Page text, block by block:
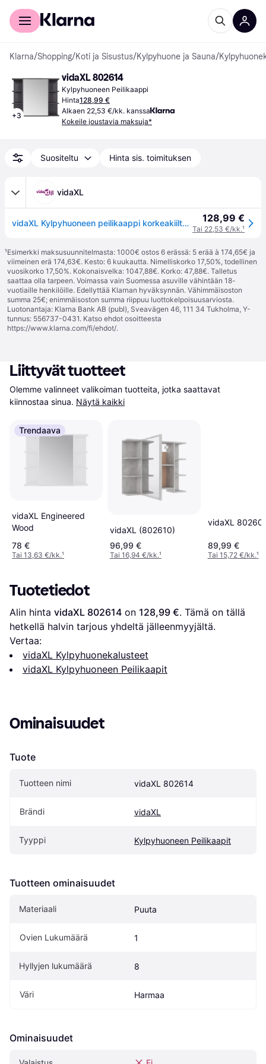
Kuluttajille
Klarna/Shopping/Koti ja Sisustus/Kylpyhuone ja Sauna/
+3
vidaXL 802614
Kylpyhuoneen Peilikaappi
Hinta128,99 €
Alkaen 22,53 €/kk. kanssa
Kokeile joustavia maksuja*
Suositeltu Hinta sis. toimituksen
vidaXL
vidaXL Kylpyhuoneen peilikaappi korkeakiilto harmaa 80x20,5x64 cm 128,99 €
Tai 22,53 €/kk.¹
¹Esimerkki maksusuunnitelmasta: 1000€ ostos 6 erässä: 5 erää à 174,65€ ja
viimeinen erä 174,63€. Kesto: 6 kuukautta. Nimelliskorko 17,50%, todellinen
vuosikorko 17,50%. Kokonaisvelka: 1047,88€. Korko: 47,88€. Talletus
saattaa olla tarpeen. Voimassa vain Suomessa asuville vähintään 18-
vuotiaille henkilöille. Edellyttää Klarnan hyväksynnän. Vähimmäisoston
summa 25€; enimmäisoston summa riippuu luottokelpoisuusarviosta.
Luotonantaja: Klarna Bank AB (publ), Sveavägen 46, 111 34 Tukholma, Y-
tunnus: 556737-0431. Katso ehdot osoitteesta
https://www.klarna.com/fi/ehdot/.
Liittyvät tuotteet
Olemme valinneet valikoiman tuotteita, jotka saattavat
kiinnostaa sinua. Näytä kaikki
Trendaava
vidaXL Engineered
Wood
78 €
Tai 13,63 €/kk.¹
vidaXL (802610)
96,99 €
Tai 16,94 €/kk.¹
vidaXL
89,99 €
Tai 15,72 €/kk.¹
Tuotetiedot
Alin hinta vidaXL 802614 on 128,99 €. Tämä on tällä
hetkellä halvin tarjous yhdeltä jälleenmyyjältä.
Vertaa:
vidaXL Kylpyhuonekalusteet
vidaXL Kylpyhuoneen Peilikaapit
Ominaisuudet
Tuote
Tuotteen nimi vidaXL 802614
Brändi vidaXL
Tyyppi Kylpyhuoneen Peilikaapit
Tuotteen ominaisuudet
Materiaali Puuta
Ovien Lukumäärä 1
Hyllyjen lukumäärä 8
Väri Harmaa
Ominaisuudet